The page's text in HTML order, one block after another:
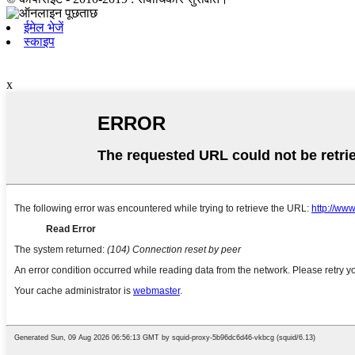
ईमेल भेजें
स्काइप
x